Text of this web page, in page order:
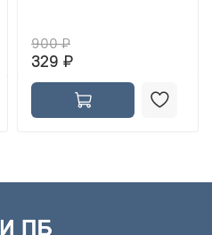
900 ₽
329 ₽